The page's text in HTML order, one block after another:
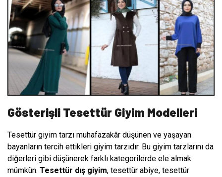
Gösterişli Tesettür Giyim Modelleri
Tesettür giyim tarzı muhafazakâr düşünen ve yaşayan
bayanların tercih ettikleri giyim tarzıdır. Bu giyim tarzlarını da
diğerleri gibi düşünerek farklı kategorilerde ele almak
mümkün. Tesettür dış giyim, tesettür abiye, tesettür